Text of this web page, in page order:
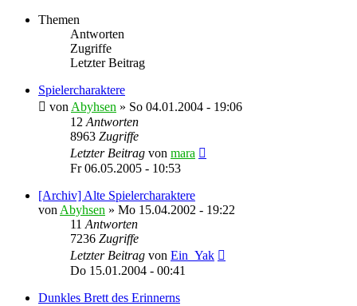
Themen
Antworten
Zugriffe
Letzter Beitrag
Spielercharaktere
von Abyhsen » So 04.01.2004 - 19:06
12 Antworten
8963 Zugriffe
Letzter Beitrag von mara
Fr 06.05.2005 - 10:53
[Archiv] Alte Spielercharaktere
von Abyhsen » Mo 15.04.2002 - 19:22
11 Antworten
7236 Zugriffe
Letzter Beitrag von Ein_Yak
Do 15.01.2004 - 00:41
Dunkles Brett des Erinnerns